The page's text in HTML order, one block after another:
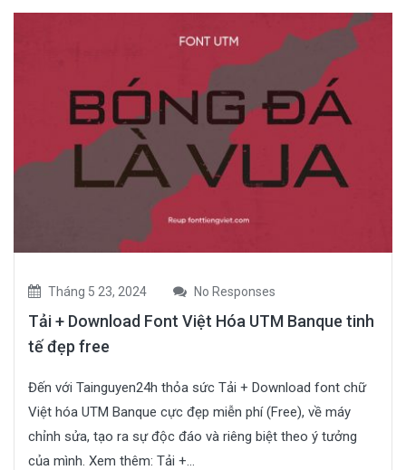
Tháng 5 23, 2024 No Responses
Tải + Download Font Việt Hóa UTM Banque tinh
tế đẹp free
Đến với Tainguyen24h thỏa sức Tải + Download font chữ
Việt hóa UTM Banque cực đẹp miễn phí (Free), về máy
chỉnh sửa, tạo ra sự độc đáo và riêng biệt theo ý tưởng
của mình. Xem thêm: Tải +...